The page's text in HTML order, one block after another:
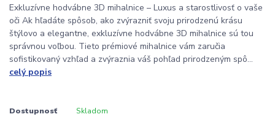
Exkluzívne hodvábne 3D mihalnice – Luxus a starostlivosť o vaše
oči Ak hľadáte spôsob, ako zvýrazniť svoju prirodzenú krásu
štýlovo a elegantne, exkluzívne hodvábne 3D mihalnice sú tou
správnou voľbou. Tieto prémiové mihalnice vám zaručia
sofistikovaný vzhľad a zvýraznia váš pohľad prirodzeným spô...
celý popis
Dostupnosť Skladom